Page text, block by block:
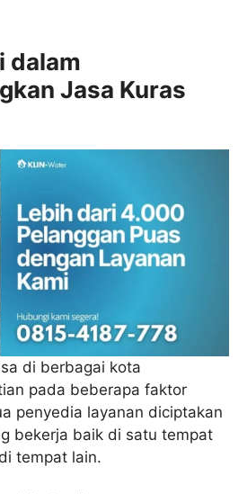
dalam
Jasa Kuras
di berbagai kota
pada beberapa faktor
penyedia layanan diciptakan
bekerja baik di satu tempat
tempat lain.